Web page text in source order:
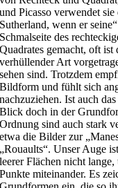
und Picasso verwendet
Sutherland, wenn er
Schmalseite des
Quadrates gemacht, oft
verhüllender Art
sehen sind. Trotzdem
Bildform und fühlt sich
nachzuziehen. Ist auch
Blick doch in der
Ordnung sind auch stark
etwa die Bilder zur
„Rouaults“. Unser Auge
leerer Flächen nicht
Punkte miteinander. Es